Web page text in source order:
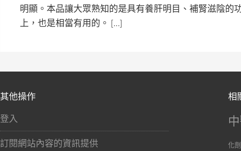
明顯。本品讓大眾熟知的是具有養肝明目、補腎滋陰的
上，也是相當有用的。 […]
其他操作
登入
訂閱網站內容的資訊提供
相
化劑